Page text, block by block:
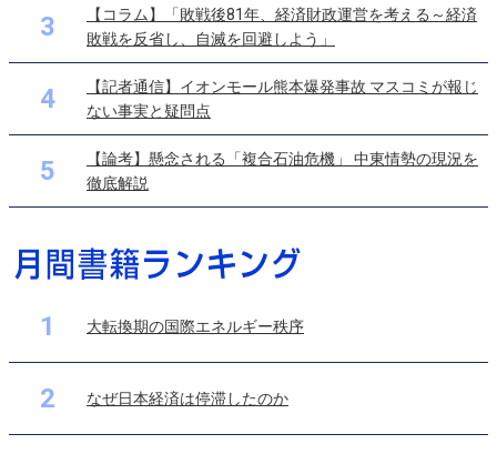
3
【コラム】「敗戦後81年、経済財政運営を考える～経済
敗戦を反省し、自滅を回避しよう」
4
【記者通信】イオンモール熊本爆発事故 マスコミが報じ
ない事実と疑問点
5
【論考】懸念される「複合石油危機」 中東情勢の現況を
徹底解説
1 大転換期の国際エネルギー秩序
2 なぜ日本経済は停滞したのか